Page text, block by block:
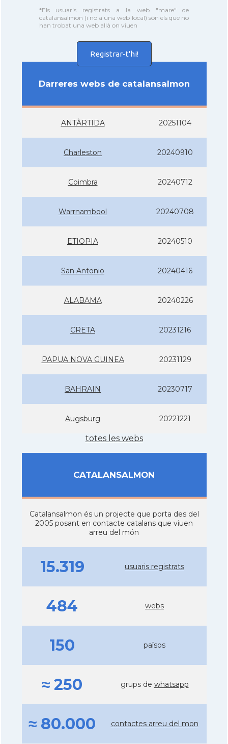
*Els usuaris registrats a la web "mare" de
catalansalmon (i no a una web local) són els que no
han trobat una web allà on viuen
Registrar-t'hi!
Darreres webs de catalansalmon
ANTÀRTIDA 20251104
Charleston 20240910
Coimbra 20240712
Warrnambool 20240708
ETIOPIA 20240510
San Antonio 20240416
ALABAMA 20240226
CRETA 20231216
PAPUA NOVA GUINEA 20231129
BAHRAIN 20230717
Augsburg 20221221
totes les webs
CATALANSALMON
Catalansalmon és un projecte que porta des del
2005 posant en contacte catalans que viuen
arreu del món
15.319 usuaris registrats
484 webs
150 països
≈ 250 grups de whatsapp
≈ 80.000 contactes arreu del mon